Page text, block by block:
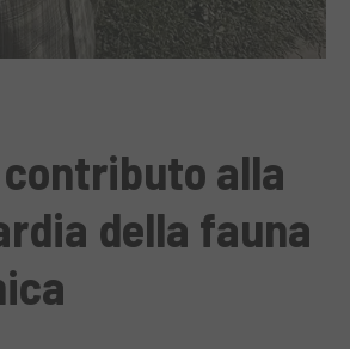
alla
della fauna